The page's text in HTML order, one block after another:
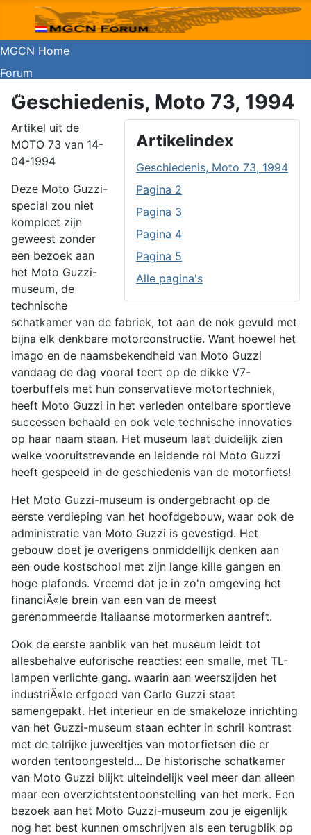
MGCN Home
Forum
Koerier archief
Geschiedenis, Moto 73, 1994
Artikelindex
Geschiedenis, Moto 73, 1994
Pagina 2
Pagina 3
Pagina 4
Pagina 5
Alle pagina's
Artikel uit de
MOTO 73 van 14-
04-1994
Deze Moto Guzzi-
special zou niet
kompleet zijn
geweest zonder
een bezoek aan
het Moto Guzzi-
museum, de
technische
schatkamer van de fabriek, tot aan de nok gevuld met
bijna elk denkbare motorconstructie. Want hoewel het
imago en de naamsbekendheid van Moto Guzzi
vandaag de dag vooral teert op de dikke V7-
toerbuffels met hun conservatieve motortechniek,
heeft Moto Guzzi in het verleden ontelbare sportieve
successen behaald en ook vele technische innovaties
op haar naam staan. Het museum laat duidelijk zien
welke vooruitstrevende en leidende rol Moto Guzzi
heeft gespeeld in de geschiedenis van de motorfiets!
Het Moto Guzzi-museum is ondergebracht op de
eerste verdieping van het hoofdgebouw, waar ook de
administratie van Moto Guzzi is gevestigd. Het
gebouw doet je overigens onmiddellijk denken aan
een oude kostschool met zijn lange kille gangen en
hoge plafonds. Vreemd dat je in zo'n omgeving het
financiÃ«le brein van een van de meest
gerenommeerde Italiaanse motormerken aantreft.
Ook de eerste aanblik van het museum leidt tot
allesbehalve euforische reacties: een smalle, met TL-
lampen verlichte gang. waarin aan weerszijden het
industriÃ«le erfgoed van Carlo Guzzi staat
samengepakt. Het interieur en de smakeloze inrichting
van het Guzzi-museum staan echter in schril kontrast
met de talrijke juweeltjes van motorfietsen die er
worden tentoongesteld... De historische schatkamer
van Moto Guzzi blijkt uiteindelijk veel meer dan alleen
maar een overzichtstentoonstelling van het merk. Een
bezoek aan het Moto Guzzi-museum zou je eigenlijk
nog het best kunnen omschrijven als een terugblik op